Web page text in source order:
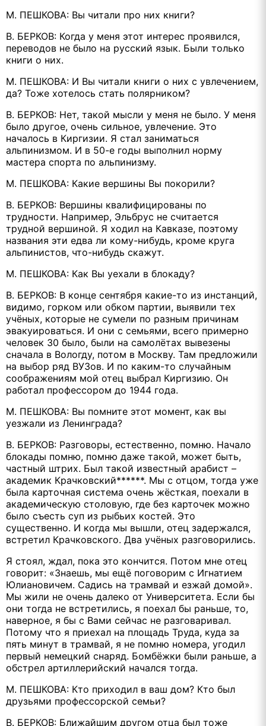
М. ПЕШКОВА: Вы читали про них книги?
В. БЕРКОВ: Когда у меня этот интерес проявился,
переводов не было на русский язык. Были только
книги о них.
М. ПЕШКОВА: И Вы читали книги о них с увлечением,
да? Тоже хотелось стать полярником?
В. БЕРКОВ: Нет, такой мысли у меня не было. У меня
было другое, очень сильное, увлечение. Это
началось в Киргизии. Я стал заниматься
альпинизмом. И в 50-е годы выполнил норму
мастера спорта по альпинизму.
М. ПЕШКОВА: Какие вершины Вы покорили?
В. БЕРКОВ: Вершины квалифицированы по
трудности. Например, Эльбрус не считается
трудной вершиной. Я ходил на Кавказе, поэтому
названия эти едва ли кому-нибудь, кроме круга
альпинистов, что-нибудь скажут.
М. ПЕШКОВА: Как Вы уехали в блокаду?
В. БЕРКОВ: В конце сентября какие-то из инстанций,
видимо, горком или обком партии, выявили тех
учёных, которые не сумели по разным причинам
эвакуироваться. И они с семьями, всего примерно
человек 30 было, были на самолётах вывезены
сначала в Вологду, потом в Москву. Там предложили
на выбор ряд ВУЗов. И по каким-то случайным
соображениям мой отец выбрал Киргизию. Он
работал профессором до 1944 года.
М. ПЕШКОВА: Вы помните этот момент, как вы
уезжали из Ленинграда?
В. БЕРКОВ: Разговоры, естественно, помню. Начало
блокады помню, помню даже такой, может быть,
частный штрих. Был такой известный арабист –
академик Крачковский******. Мы с отцом, тогда уже
была карточная система очень жёсткая, поехали в
академическую столовую, где без карточек можно
было съесть суп из рыбьих костей. Это
существенно. И когда мы вышли, отец задержался,
встретил Крачковского. Два учёных разговорились.
Я стоял, ждал, пока это кончится. Потом мне отец
говорит: «Знаешь, мы ещё поговорим с Игнатием
Юлиановичем. Садись на трамвай и езжай домой».
Мы жили не очень далеко от Университета. Если бы
они тогда не встретились, я поехал бы раньше, то,
наверное, я бы с Вами сейчас не разговаривал.
Потому что я приехал на площадь Труда, куда за
пять минут в трамвай, я не помню номера, угодил
первый немецкий снаряд. Бомбёжки были раньше, а
обстрел артиллерийский начался тогда.
М. ПЕШКОВА: Кто приходил в ваш дом? Кто был
друзьями профессорской семьи?
В. БЕРКОВ: Ближайшим другом отца был тоже